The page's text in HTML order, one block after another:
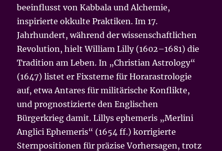
beeinflusst von Kabbala und Alchemie,
inspirierte okkulte Praktiken. Im 17.
Jahrhundert, während der wissenschaftlichen
Revolution, hielt William Lilly (1602–1681) die
Tradition am Leben. In „Christian Astrology“
(1647) listet er Fixsterne für Horarastrologie
auf, etwa Antares für militärische Konflikte,
und prognostizierte den Englischen
Bürgerkrieg damit. Lillys ephemeris „Merlini
Anglici Ephemeris“ (1654 ff.) korrigierte
Sternpositionen für präzise Vorhersagen, trotz